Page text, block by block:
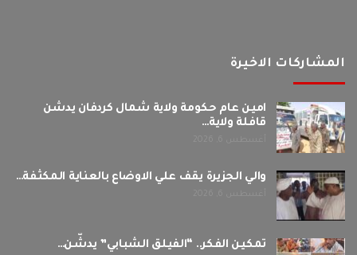
المشاركات الاخيرة
امين عام حكومة ولاية شمال كردفان يدشن
قافلة ولاية…
والي الجزيرة يقف علي الاوضاع بالعناية المكثفة…
تمكين الفكر.. “الفيلق الشبابي” يدشّن…